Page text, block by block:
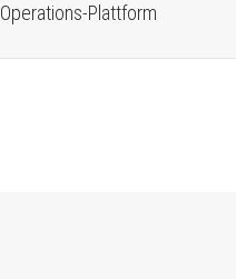
Operations-Plattform